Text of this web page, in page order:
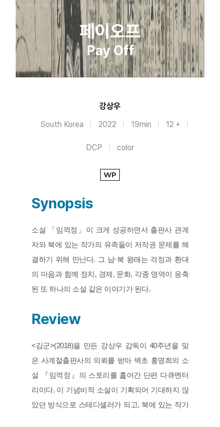
페이오프
Pay Off
강상우
South Korea 2022 19min 12 +
DCP color
WP
Synopsis
소설 「임꺽정」이 크게 성공하면서 출판사 관계
자와 북에 있는 작가의 유족들이 저작권 문제를 해
결하기 위해 만난다. 그 남·북 왕래는 걱정과 환대
의 마음과 함께 정치, 경제, 문화, 각종 영역이 응축
된 또 하나의 소설 같은 이야기가 된다.
Review
<김군>(2018)을 만든 강상우 감독이 40주년을 맞
은 사계절출판사의 의뢰를 받아 벽초 홍명희의 소
설 『임꺽정』의 스토리를 훑어간 단편 다큐멘터
리이다. 이 기념비적 소설이 기획되어 기대하지 않
았던 방식으로 스테디셀러가 되고, 북에 있는 작가